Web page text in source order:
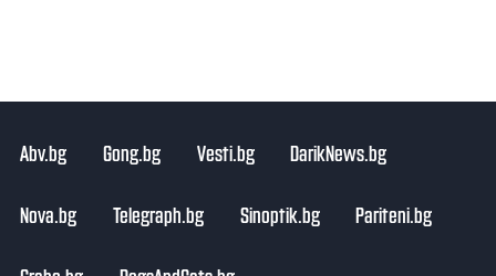
Abv.bg Gong.bg Vesti.bg DarikNews.bg
Nova.bg Telegraph.bg Sinoptik.bg Pariteni.bg